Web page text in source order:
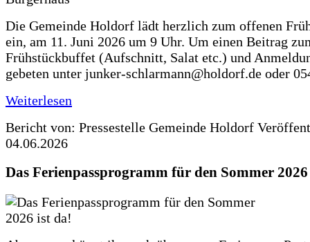
Die Gemeinde Holdorf lädt herzlich zum offenen
ein, am 11. Juni 2026 um 9 Uhr. Um einen Beitrag
Frühstückbuffet (Aufschnitt, Salat etc.) und
gebeten unter junker-schlarmann@holdorf.de oder
Weiterlesen
Bericht von: Pressestelle Gemeinde Holdorf
04.06.2026
Das Ferienpassprogramm für den Sommer